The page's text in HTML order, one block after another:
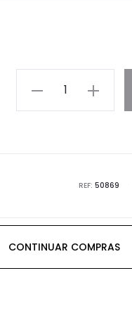
Quantidade
REF: 50869
CONTINUAR COMPRAS